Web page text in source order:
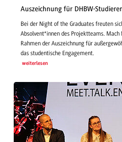
Auszeichnung für DHBW-
Bei der Night of the Graduates freuten
Absolvent*innen des Projektteams.
Rahmen der Auszeichnung für
das studentische Engagement.
weiterlesen